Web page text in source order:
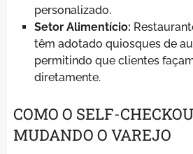
personalizado.
Setor Alimentício:
têm adotado quiosques de
permitindo que clientes
diretamente.
COMO O SELF-
MUDANDO O VAREJO